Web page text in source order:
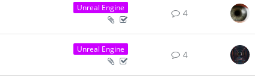
Unreal Engine 4
Unreal Engine 4